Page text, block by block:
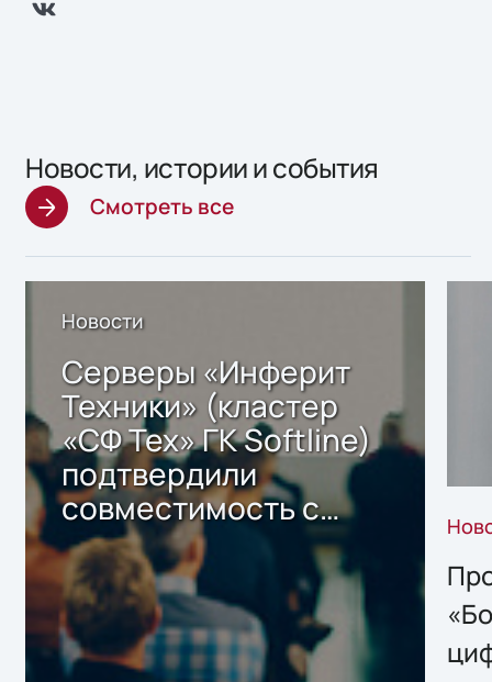
Новости, истории и события
Смотреть все
Новости
Серверы «Инферит
Техники» (кластер
«СФ Тех» ГК Softline)
подтвердили
совместимость с
решением Sharx
Storage 2.x для
хранения данных